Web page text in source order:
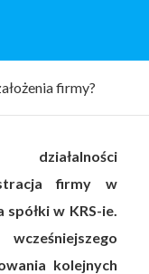
firmy?
działalności
firmy w
spółki w KRS-ie.
kolejnych